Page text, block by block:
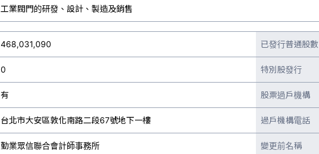
工業閥門的研發、設計、製造及銷售
468,031,090 已發行普通股數
0 特別股發行
有 股票過戶機構
台北市大安區敦化南路二段67號地下一樓 過戶機構電話
勤業眾信聯合會計師事務所 變更前名稱